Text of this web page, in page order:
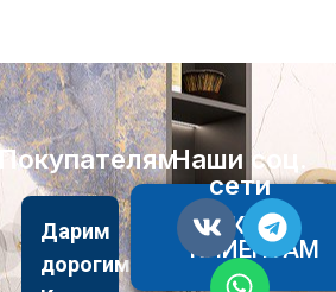
Покупателям
Дарим
дорогим
АКЦИИ
КЛИЕНТАМ
Наши соц.
сети